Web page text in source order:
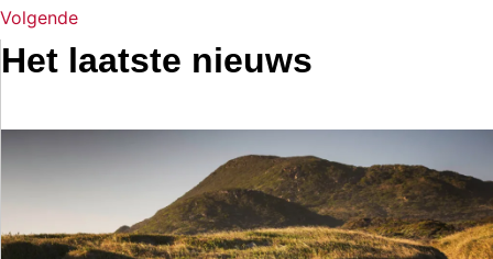
Volgende
Het laatste nieuws